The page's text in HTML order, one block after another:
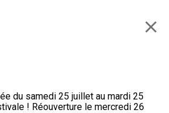
du samedi 25 juillet au mardi 25
! Réouverture le mercredi 26